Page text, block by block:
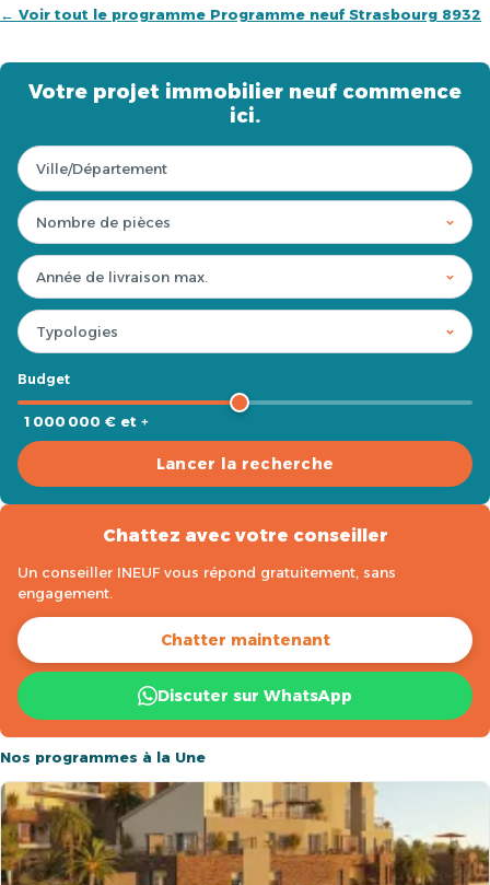
← Voir tout le programme Programme neuf Strasbourg 8932
Votre projet immobilier neuf commence
ici.
Budget
1 000 000 € et +
Lancer la recherche
Chattez avec votre conseiller
Un conseiller INEUF vous répond gratuitement, sans
engagement.
Chatter maintenant
Discuter sur WhatsApp
Nos programmes à la Une